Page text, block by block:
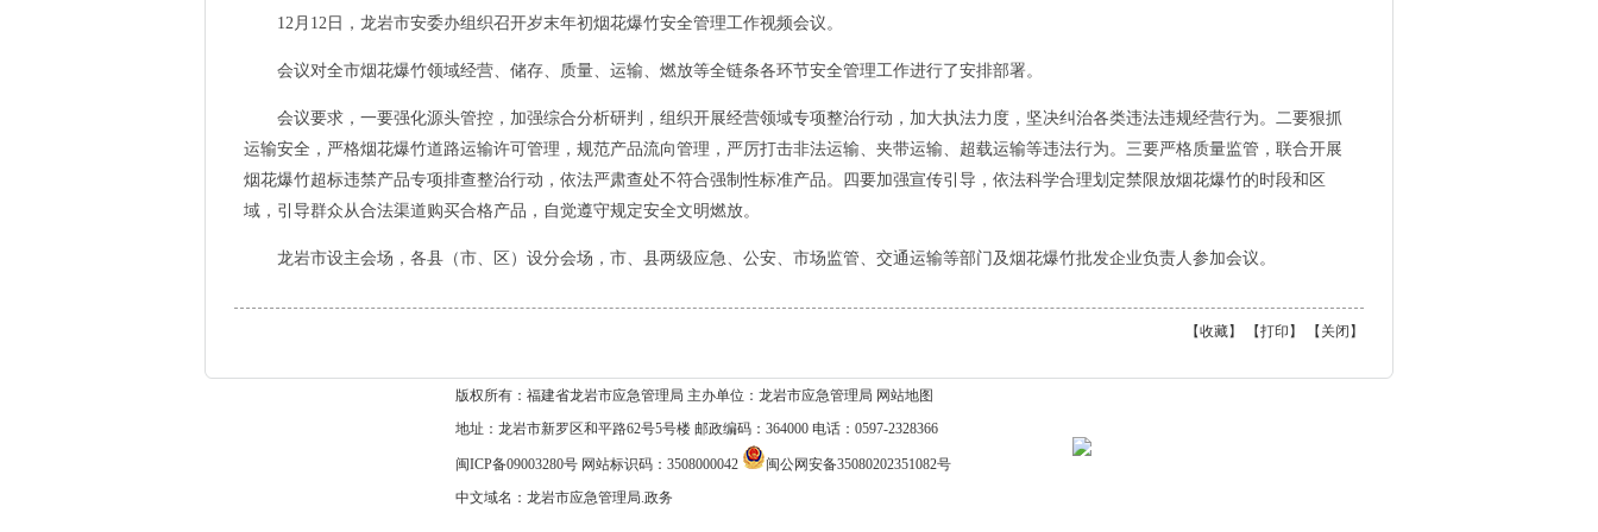
12月12日，龙岩市安委办组织召开岁末年初烟花爆竹安全管理工作视频会议。
会议对全市烟花爆竹领域经营、储存、质量、运输、燃放等全链条各环节安全管理工作进行了安排部署。
会议要求，一要强化源头管控，加强综合分析研判，组织开展经营领域专项整治行动，加大执法力度，坚决纠治各类违法违规经营行为。二要狠抓
运输安全，严格烟花爆竹道路运输许可管理，规范产品流向管理，严厉打击非法运输、夹带运输、超载运输等违法行为。三要严格质量监管，联合开展
烟花爆竹超标违禁产品专项排查整治行动，依法严肃查处不符合强制性标准产品。四要加强宣传引导，依法科学合理划定禁限放烟花爆竹的时段和区
域，引导群众从合法渠道购买合格产品，自觉遵守规定安全文明燃放。
龙岩市设主会场，各县（市、区）设分会场，市、县两级应急、公安、市场监管、交通运输等部门及烟花爆竹批发企业负责人参加会议。
【收藏】 【打印 】 【 关闭 】